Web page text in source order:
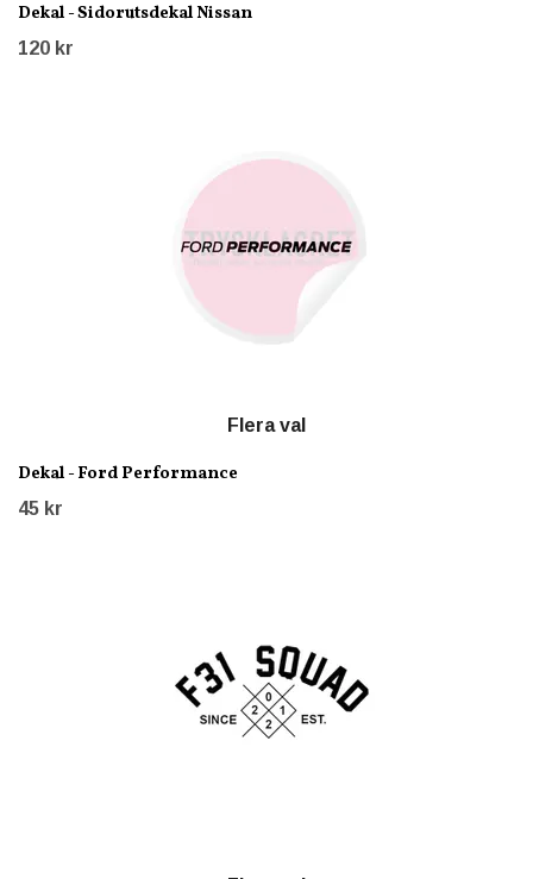
Dekal - Sidorutsdekal Nissan
120 kr
Flera val
Dekal - Ford Performance
45 kr